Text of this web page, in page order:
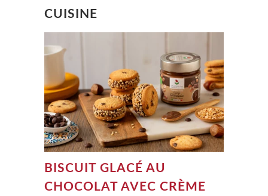
CUISINE
BISCUIT GLACÉ AU
CHOCOLAT AVEC CRÈME